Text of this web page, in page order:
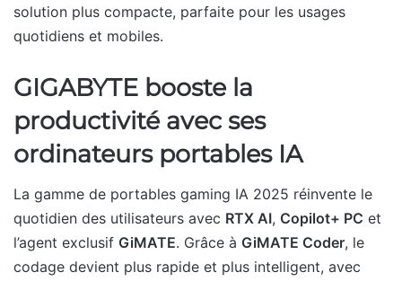
solution plus compacte, parfaite pour les usages
quotidiens et mobiles.
GIGABYTE booste la
productivité avec ses
ordinateurs portables IA
La gamme de portables gaming IA 2025 réinvente le
quotidien des utilisateurs avec RTX AI, Copilot+ PC et
l’agent exclusif GiMATE. Grâce à GiMATE Coder, le
codage devient plus rapide et plus intelligent, avec